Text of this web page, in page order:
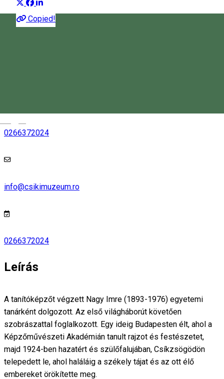
Copied!
0266372024
info@csikimuzeum.ro
0266372024
Leírás
A tanítóképzőt végzett Nagy Imre (1893-1976) egyetemi
tanárként dolgozott. Az első világháborút követően
szobrászattal foglalkozott. Egy ideig Budapesten élt, ahol a
Képzőművészeti Akadémián tanult rajzot és festészetet,
majd 1924-ben hazatért és szülőfalujában, Csíkzsögödön
telepedett le, ahol haláláig a székely tájat és az ott élő
embereket örökítette meg.